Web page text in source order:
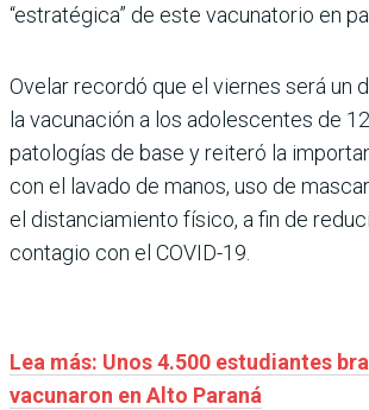
“estratégica” de este vacunatorio en
Ovelar recordó que el viernes será un
la vacunación a los adolescentes de
patologías de base y reiteró la
con el lavado de manos, uso de
el distanciamiento físico, a fin de
contagio con el COVID-19.
Lea más: Unos 4.500 estudiantes
vacunaron en Alto Paraná